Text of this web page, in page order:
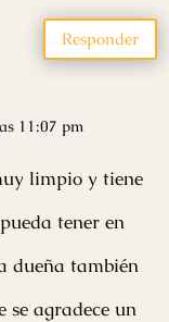
Responder
11:07 pm
limpio y tiene
tener en
dueña también
se agradece un